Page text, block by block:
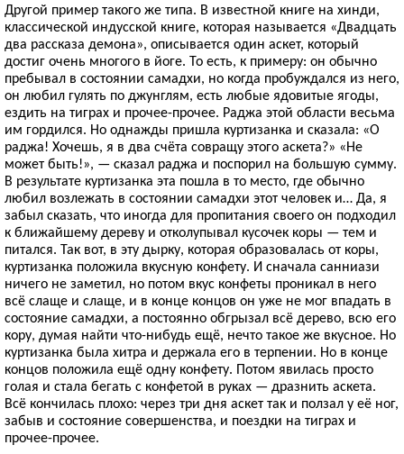
Другой пример такого же типа. В известной книге на хинди,
классической индусской книге, которая называется «Двадцать
два рассказа демона», описывается один аскет, который
достиг очень многого в йоге. То есть, к примеру: он обычно
пребывал в состоянии самадхи, но когда пробуждался из него,
он любил гулять по джунглям, есть любые ядовитые ягоды,
ездить на тиграх и прочее-прочее. Раджа этой области весьма
им гордился. Но однажды пришла куртизанка и сказала: «О
раджа! Хочешь, я в два счёта совращу этого аскета?» «Не
может быть!», — сказал раджа и поспорил на большую сумму.
В результате куртизанка эта пошла в то место, где обычно
любил возлежать в состоянии самадхи этот человек и… Да, я
забыл сказать, что иногда для пропитания своего он подходил
к ближайшему дереву и отколупывал кусочек коры — тем и
питался. Так вот, в эту дырку, которая образовалась от коры,
куртизанка положила вкусную конфету. И сначала санниази
ничего не заметил, но потом вкус конфеты проникал в него
всё слаще и слаще, и в конце концов он уже не мог впадать в
состояние самадхи, а постоянно обгрызал всё дерево, всю его
кору, думая найти что-нибудь ещё, нечто такое же вкусное. Но
куртизанка была хитра и держала его в терпении. Но в конце
концов положила ещё одну конфету. Потом явилась просто
голая и стала бегать с конфетой в руках — дразнить аскета.
Всё кончилась плохо: через три дня аскет так и ползал у её ног,
забыв и состояние совершенства, и поездки на тиграх и
прочее-прочее.